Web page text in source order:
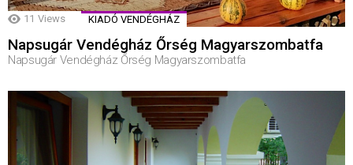
11 Views KIADÓ VENDÉGHÁZ
Napsugár Vendégház Őrség Magyarszombatfa
Napsugár Vendégház Őrség Magyarszombatfa